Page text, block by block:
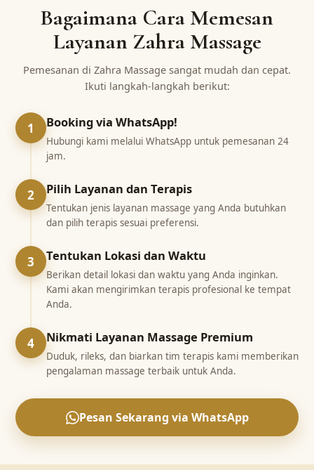
Bagaimana Cara Memesan
Layanan Zahra Massage
Pemesanan di Zahra Massage sangat mudah dan cepat.
Ikuti langkah-langkah berikut:
1 Booking via WhatsApp!
Hubungi kami melalui WhatsApp untuk pemesanan 24
jam.
2 Pilih Layanan dan Terapis
Tentukan jenis layanan massage yang Anda butuhkan
dan pilih terapis sesuai preferensi.
3 Tentukan Lokasi dan Waktu
Berikan detail lokasi dan waktu yang Anda inginkan.
Kami akan mengirimkan terapis profesional ke tempat
Anda.
4 Nikmati Layanan Massage Premium
Duduk, rileks, dan biarkan tim terapis kami memberikan
pengalaman massage terbaik untuk Anda.
Pesan Sekarang via WhatsApp